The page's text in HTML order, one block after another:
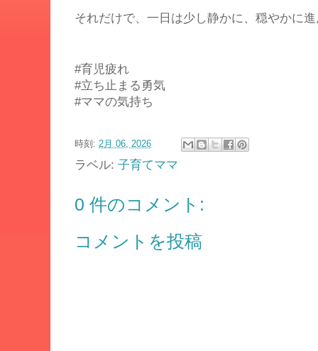
それだけで、一日は少し静かに、穏やかに
#育児疲れ
#立ち止まる勇気
#ママの気持ち
時刻: 2月 06, 2026
ラベル: 子育てママ
0 件のコメント:
コメントを投稿